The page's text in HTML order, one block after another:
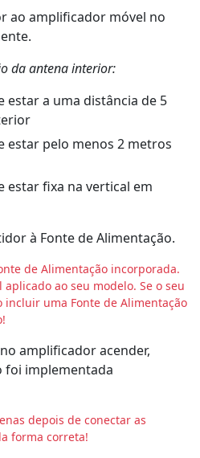
ao amplificador móvel no
da antena interior:
estar a uma distância de 5
estar pelo menos 2 metros
estar fixa na vertical em
à Fonte de Alimentação.
de Alimentação incorporada.
ao seu modelo. Se o seu
uma Fonte de Alimentação
amplificador acender,
foi implementada
depois de conectar as
forma correta!